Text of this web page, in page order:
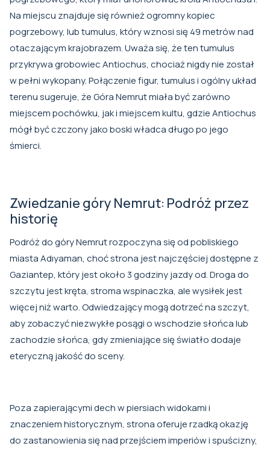
Na miejscu znajduje się również ogromny kopiec
pogrzebowy, lub tumulus, który wznosi się 49 metrów nad
otaczającym krajobrazem. Uważa się, że ten tumulus
przykrywa grobowiec Antiochus, chociaż nigdy nie został
w pełni wykopany. Połączenie figur, tumulus i ogólny układ
terenu sugeruje, że Góra Nemrut miała być zarówno
miejscem pochówku, jak i miejscem kultu, gdzie Antiochus
mógł być czczony jako boski władca długo po jego
śmierci.
Zwiedzanie góry Nemrut: Podróż przez
historię
Podróż do góry Nemrut rozpoczyna się od pobliskiego
miasta Adıyaman, choć strona jest najczęściej dostępne z
Gaziantep, który jest około 3 godziny jazdy od. Droga do
szczytu jest kręta, stroma wspinaczka, ale wysiłek jest
więcej niż warto. Odwiedzający mogą dotrzeć na szczyt,
aby zobaczyć niezwykłe posągi o wschodzie słońca lub
zachodzie słońca, gdy zmieniające się światło dodaje
eteryczną jakość do sceny.
Poza zapierającymi dech w piersiach widokami i
znaczeniem historycznym, strona oferuje rzadką okazję
do zastanowienia się nad przejściem imperiów i spuścizny,